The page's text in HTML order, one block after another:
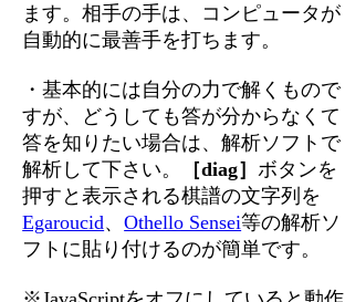
ます。相手の手は、コンピュータが
自動的に最善手を打ちます。
・基本的には自分の力で解くもので
すが、どうしても答が分からなくて
答を知りたい場合は、解析ソフトで
解析して下さい。
［diag］ ボタンを
押すと表示される棋譜の文字列を
Egaroucid、Othello Sensei等の解析ソ
フトに貼り付けるのが簡単です。